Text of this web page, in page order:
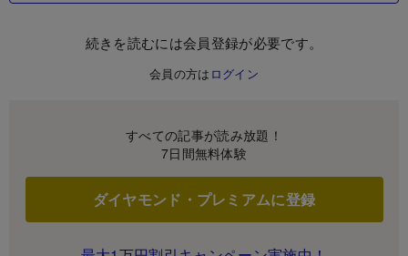
続きを読むには会員登録が必要です。
会員の方は ログイン
すべての記事が読み放題！
7日間無料体験
ダイヤモンド・プレミアムに登録